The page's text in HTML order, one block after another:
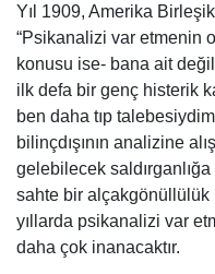
Yıl 1909, Amerika
“Psikanalizi var etmenin
konusu ise- bana ait
ilk defa bir genç histerik
ben daha tıp
bilinçdışının analizine
gelebilecek
sahte bir alçakgönüllülük
yıllarda psikanalizi var
daha çok inanacaktır.